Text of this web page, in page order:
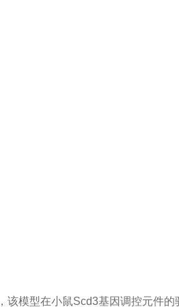
模型在小鼠Scd3基因调控元件